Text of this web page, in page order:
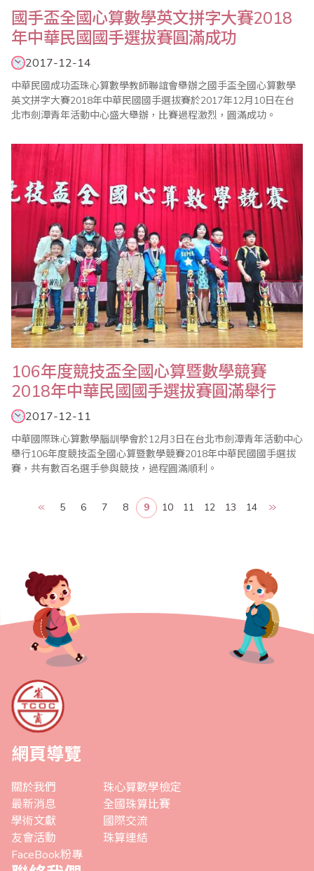
國手盃全國心算數學英文拼字大賽2018
年中華民國國手選拔賽圓滿成功
2017-12-14
中華民國成功盃珠心算數學教師聯誼會舉辦之國手盃全國心算數學
英文拼字大賽2018年中華民國國手選拔賽於2017年12月10日在台
北市劍潭青年活動中心盛大舉辦，比賽過程激烈，圓滿成功。
106年度競技盃全國心算暨數學競賽
2018年中華民國國手選拔賽圓滿舉行
2017-12-11
中華國際珠心算數學腦訓學會於12月3日在台北市劍潭青年活動中心
舉行106年度競技盃全國心算暨數學競賽2018年中華民國國手選拔
賽，共有數百名選手參與競技，過程圓滿順利。
5 6 7 8 9 10 11 12 13 14
網頁導覽
關於我們
最新消息
學術文獻
友會活動
FaceBook粉專
珠心算數學檢定
全國珠算比賽
國際交流
珠算連結